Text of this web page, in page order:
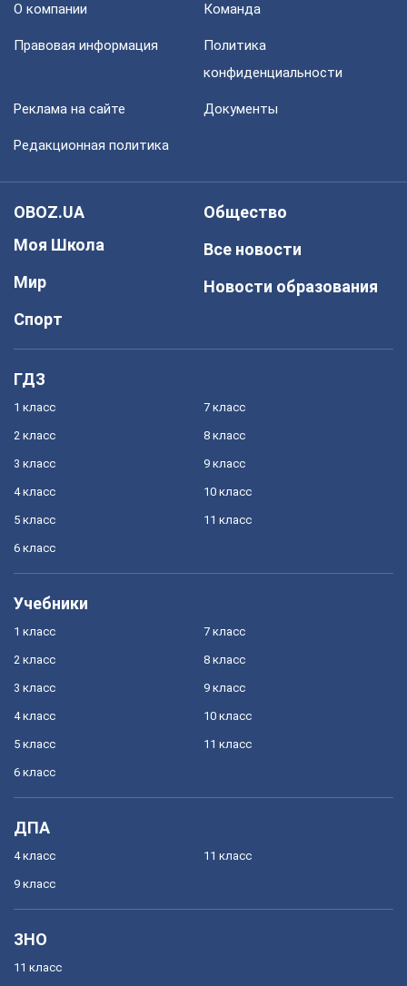
О компании Команда
Правовая информация
Политика
конфиденциальности
Реклама на сайте Документы
Редакционная политика
OBOZ.UA
Моя Школа
Мир
Спорт
Общество
Все новости
Новости образования
ГДЗ
1 класс
2 класс
3 класс
4 класс
5 класс
6 класс
7 класс
8 класс
9 класс
10 класс
11 класс
Учебники
1 класс
2 класс
3 класс
4 класс
5 класс
6 класс
7 класс
8 класс
9 класс
10 класс
11 класс
ДПА
4 класс
9 класс
11 класс
ЗНО
11 класс